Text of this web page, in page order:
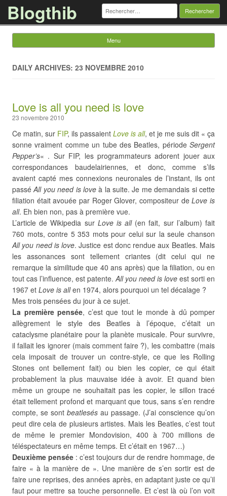
Blogthib Rechercher :
Menu
DAILY ARCHIVES: 23 NOVEMBRE 2010
Love is all you need is love
23 novembre 2010
Ce matin, sur FIP, ils passaient Love is all, et je me suis dit « ça
sonne vraiment comme un tube des Beatles, période Sergent
Pepper’s« . Sur FIP, les programmateurs adorent jouer aux
correspondances baudelairiennes, et donc, comme s’ils
avaient capté mes connexions neuronales de l’instant, ils ont
passéAll you need is loveà la suite. Je me demandais si cette
filiation était avouée par Roger Glover, compositeur deLove is
all. Eh bien non, pas à première vue.
L’article de Wikipedia sur Love is all(en fait, sur l’album) fait
760 mots, contre 5 353 mots pour celui sur la seule chanson
All you need is love. Justice est donc rendue aux Beatles. Mais
les assonances sont tellement criantes (dit celui qui ne
remarque la similitude que 40 ans après) que la filiation, ou en
tout cas l’influence, est patente.All you need is love est sorti en
1967 et Love is allen 1974, alors pourquoi un tel décalage ?
Mes trois pensées du jour à ce sujet.
La première pensée, c’est que tout le monde à dû pomper
allègrement le style des Beatles à l’époque, c’était un
cataclysme planétaire pour la planète musicale. Pour survivre,
il fallait les ignorer (mais comment faire ?), les combattre (mais
cela imposait de trouver un contre-style, ce que les Rolling
Stones ont bellement fait) ou bien les copier, ce qui était
probablement la plus mauvaise idée à avoir. Et quand bien
même un groupe ne souhaitait pas les copier, le sillon tracé
était tellement profond et marquant que tous, sans s’en rendre
compte, se sont beatlesés au passage. (J’ai conscience qu’on
peut dire cela de plusieurs artistes. Mais les Beatles, c’est tout
de même le premier Mondovision, 400 à 700 millions de
téléspectateurs en même temps. Et c’était en 1967…)
Deuxième pensée : c’est toujours dur de rendre hommage, de
faire « à la manière de ». Une manière de s’en sortir est de
faire une reprises, des années après, en adaptant juste ce qu’il
faut pour mettre sa touche personnelle. Et c’est là où l’on voit